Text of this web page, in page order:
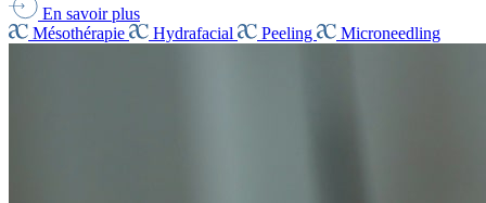
En savoir plus
Mésothérapie
Hydrafacial Peeling Microneedling